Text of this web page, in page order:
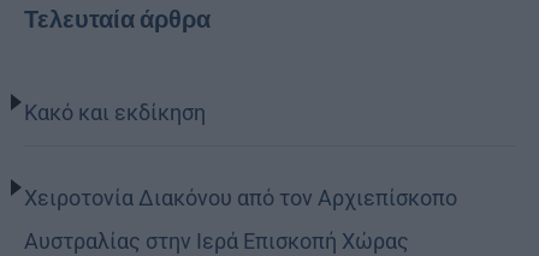
Τελευταία άρθρα
Κακό και εκδίκηση
Χειροτονία Διακόνου από τον Αρχιεπίσκοπο
Αυστραλίας στην Ιερά Επισκοπή Χώρας